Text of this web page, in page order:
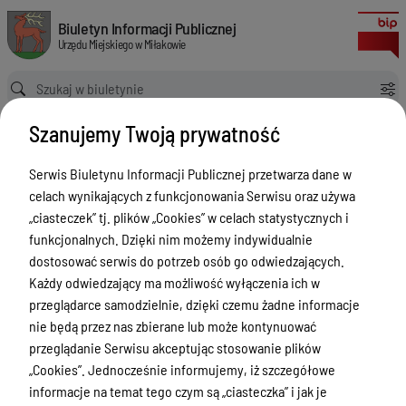
Utworzenie 5 Otwartych Stref Aktywności na terenie Gminy Miłakowo
Biuletyn Informacji Publicznej Urzędu Miejskiego w Miłakowie
Biuletyn Informacji Publicznej
Urzędu Miejskiego w Miłakowie
Ścieżka powrotu
Strona główna
Zamówienia publiczne
Utworzenie 5 Otwartych Stref Aktywności na terenie Gminy Miłakowo
Zamówienia publiczne
Menu Przedmiotowe
Urząd Miejski w Miłakowie
Gmina Miłakowo
Majątek i finanse
Zamówienia publiczne
Urząd Stanu Cywilnego
Ewidencja ludności, dowody osobiste,
Wersja
nieobowiązująca z dnia
27-11-2018 11:59:38
Drukuj
Utworzenie 5
Otwartych
Stref
Aktywności na
Szanujemy Twoją prywatność
Serwis Biuletynu Informacji Publicznej przetwarza dane w
celach wynikających z funkcjonowania Serwisu oraz używa
„ciasteczek” tj. plików „Cookies” w celach statystycznych i
funkcjonalnych. Dzięki nim możemy indywidualnie
dostosować serwis do potrzeb osób go odwiedzających.
Każdy odwiedzający ma możliwość wyłączenia ich w
przeglądarce samodzielnie, dzięki czemu żadne informacje
nie będą przez nas zbierane lub może kontynuować
przeglądanie Serwisu akceptując stosowanie plików
„Cookies”. Jednocześnie informujemy, iż szczegółowe
informacje na temat tego czym są „ciasteczka” i jak je